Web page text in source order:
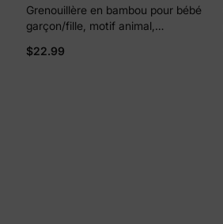
Grenouillère en bambou pour bébé
garçon/fille, motif animal,
orange et rouge
$22.99